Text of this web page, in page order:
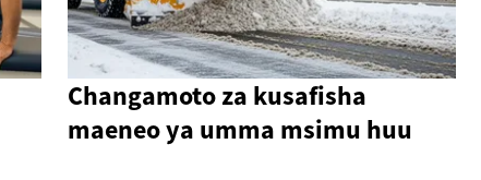
Changamoto za kusafisha
maeneo ya umma msimu huu